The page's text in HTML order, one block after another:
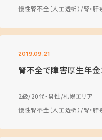
慢性腎不全（人工透析） 腎・肝
2019.09.21
腎不全で障害厚生年
2級 20代・男性 札幌エリア
慢性腎不全（人工透析） 腎・肝